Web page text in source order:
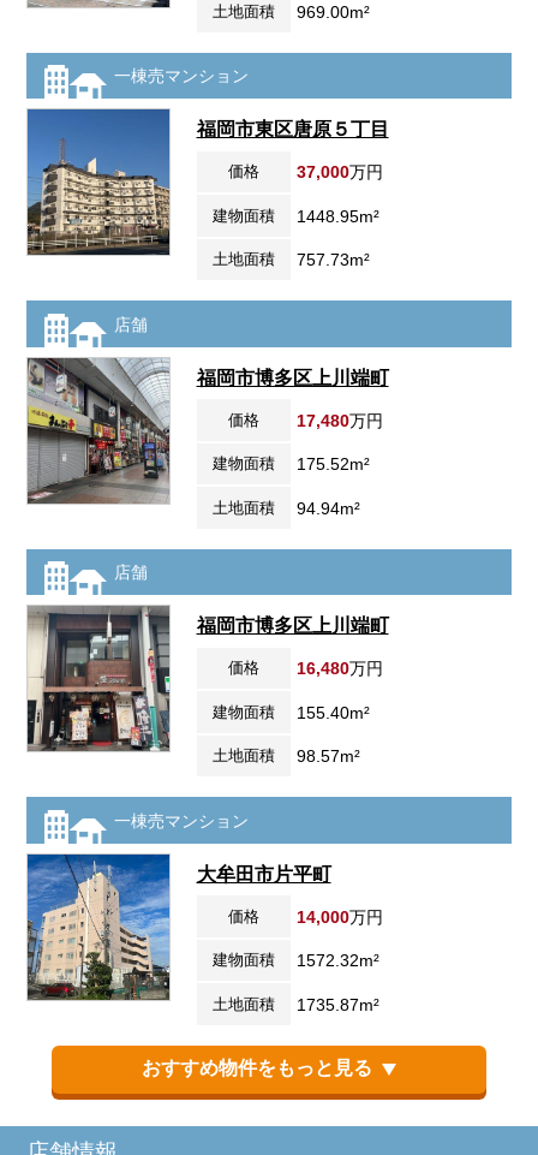
土地面積 969.00m²
一棟売マンション
福岡市東区唐原５丁目
価格 37,000万円
建物面積 1448.95m²
土地面積 757.73m²
店舗
福岡市博多区上川端町
価格 17,480万円
建物面積 175.52m²
土地面積 94.94m²
店舗
福岡市博多区上川端町
価格 16,480万円
建物面積 155.40m²
土地面積 98.57m²
一棟売マンション
大牟田市片平町
価格 14,000万円
建物面積 1572.32m²
土地面積 1735.87m²
おすすめ物件をもっと見る